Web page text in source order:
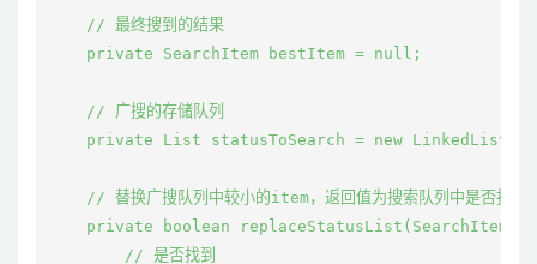
    // 最终搜到的结果
    private SearchItem bestItem = null;
    // 广搜的存储队列
    private List
statusToSearch = new LinkedList
// 替换广搜队列中较小的item，返回值为搜索队列中是否找到
private boolean replaceStatusList(SearchItem
        // 是否找到